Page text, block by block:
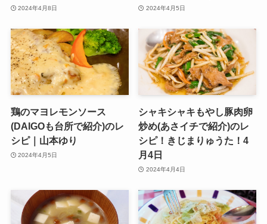
2024年4月8日 2024年4月5日
鶏のマヨレモンソース
(DAIGOも台所で紹介)のレ
シピ｜山本ゆり
2024年4月5日
シャキシャキもやし豚肉卵
炒め(あさイチで紹介)のレ
シピ！きじまりゅうた！4
月4日
2024年4月4日